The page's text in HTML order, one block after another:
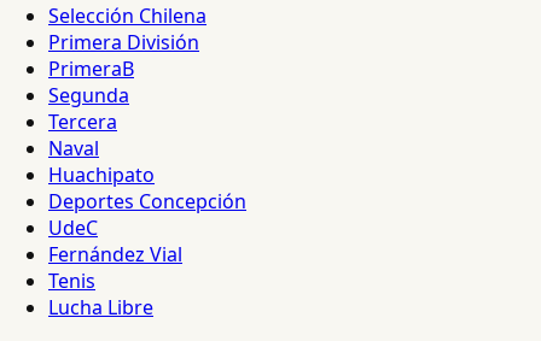
Selección Chilena
Primera División
PrimeraB
Segunda
Tercera
Naval
Huachipato
Deportes Concepción
UdeC
Fernández Vial
Tenis
Lucha Libre